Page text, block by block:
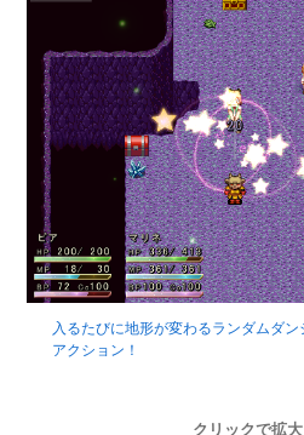
入るたびに地形が変わるランダムダ
アクション！
クリックで拡